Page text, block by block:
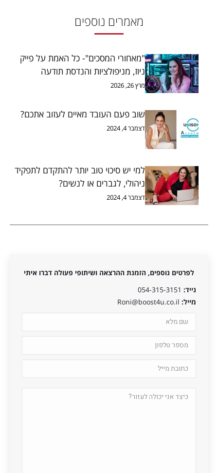
מאמרים נוספים
"מאחורי המסכים"- כל האמת על פייק
ניוז, מניפולציות והנדסת תודעה
מרץ 26, 2026
שוב פעם העובד מאיים לעזוב אתכם?
דצמבר 4, 2024
למי יש סיכוי טוב יותר להתקדם לתפקיד
ניהולי, לגברים או לנשים?
דצמבר 4, 2024
לפרטים נוספים, הזמנת ההרצאה ושיתופי פעולה דברו איתי
נייד: 054-315-3151
מייל: Roni@boost4u.co.il